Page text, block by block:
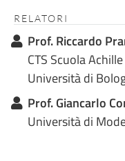
RELATORI
Prof. Riccardo
CTS Scuola
Università di
Prof. Giancarlo
Università di